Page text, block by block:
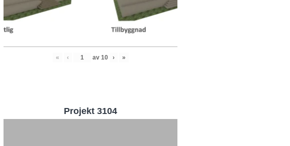
« ‹ av 10 › »
Projekt 3104